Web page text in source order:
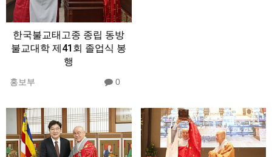
한국불교태고종 종립 동방
불교대학 제41회 졸업식 봉
행
홍보부 0